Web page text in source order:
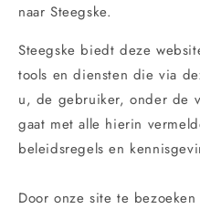
naar Steegske.
Steegske biedt deze
tools en diensten die via
u, de gebruiker, onder de
gaat met alle hierin
beleidsregels en
Door onze site te